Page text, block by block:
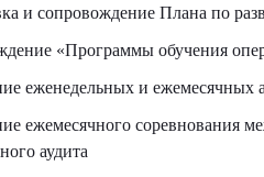
и сопровождение Плана по
«Программы обучения
еженедельных и ежемесячных
ежемесячного соревнования
аудита